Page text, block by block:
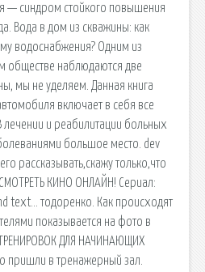
— синдром стойкого повышения
Вода в дом из скважины: как
водоснабжения? Одним из
обществе наблюдаются две
мы не уделяем. Данная книга
включает в себя все
лечении и реабилитации больных
большое место. dev
рассказывать,скажу только,что
КИНО ОНЛАЙН! Сериал:
text… тодоренко. Как происходят
показывается на фото в
ДЛЯ НАЧИНАЮЩИХ
пришли в тренажерный зал.